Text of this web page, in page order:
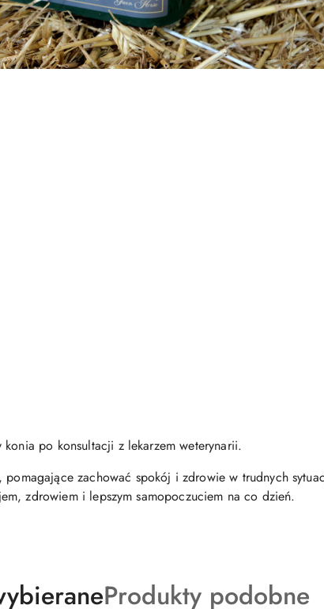
po konsultacji z lekarzem weterynarii.
zachować spokój i zdrowie w trudnych
zdrowiem i lepszym samopoczuciem na co dzień.
Produkty
Produkty podobne